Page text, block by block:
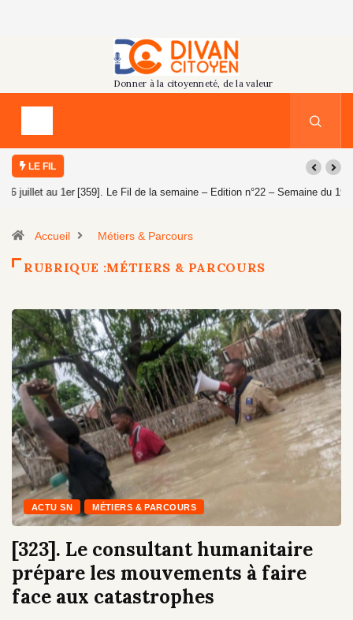
LE FIL
[359]. Le Fil de la semaine – Edition n°22 – Semaine du 19 au 25 juillet
Accueil Métiers & Parcours
RUBRIQUE :MÉTIERS & PARCOURS
ACTU SN MÉTIERS & PARCOURS
[323]. Le consultant humanitaire
prépare les mouvements à faire
face aux catastrophes